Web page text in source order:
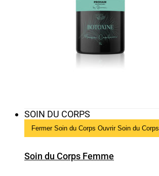
SOIN DU CORPS
Fermer Soin du Corps Ouvrir Soin du Corps
Soin du Corps Femme